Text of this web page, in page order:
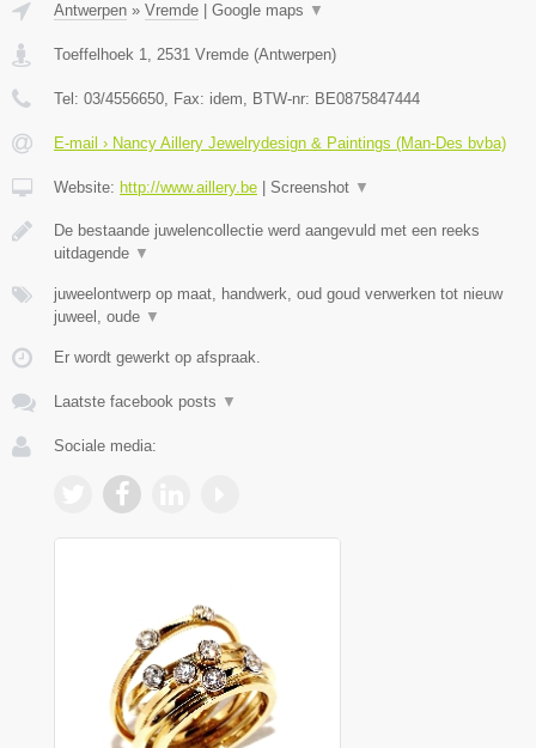
Antwerpen » Vremde Google maps ▼
Toeffelhoek 1, 2531 Vremde (Antwerpen)
Tel: 03/4556650, Fax: idem, BTW-nr: BE0875847444
E-mail › Nancy Aillery Jewelrydesign & Paintings (Man-Des bvba)
Website: http://www.aillery.be Screenshot ▼
De bestaande juwelencollectie werd aangevuld met een reeks
uitdagende ▼
juweelontwerp op maat, handwerk, oud goud verwerken tot nieuw
juweel, oude ▼
Er wordt gewerkt op afspraak.
Laatste facebook posts ▼
Sociale media: